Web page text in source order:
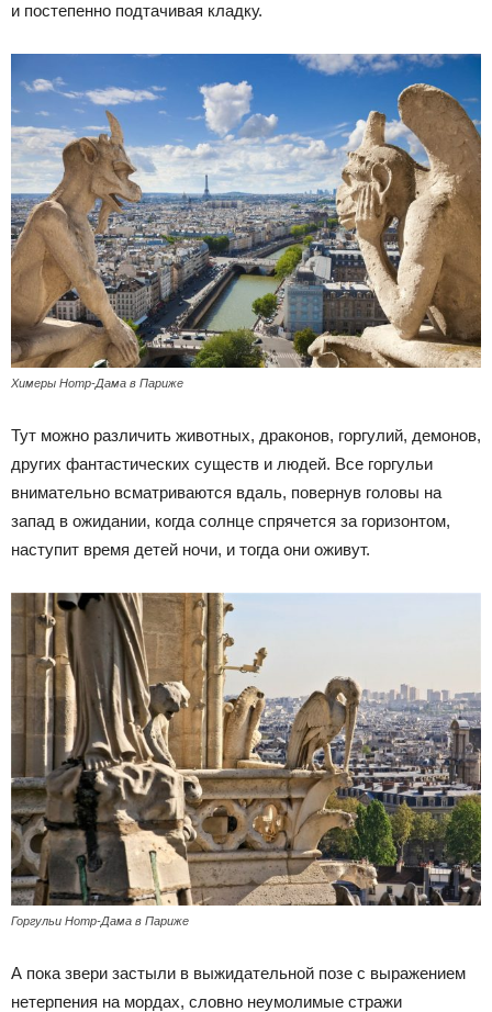
и постепенно подтачивая кладку.
Химеры Нотр-Дама в Париже
Тут можно различить животных, драконов, горгулий, демонов,
других фантастических существ и людей. Все горгульи
внимательно всматриваются вдаль, повернув головы на
запад в ожидании, когда солнце спрячется за горизонтом,
наступит время детей ночи, и тогда они оживут.
Горгульи Нотр-Дама в Париже
А пока звери застыли в выжидательной позе с выражением
нетерпения на мордах, словно неумолимые стражи